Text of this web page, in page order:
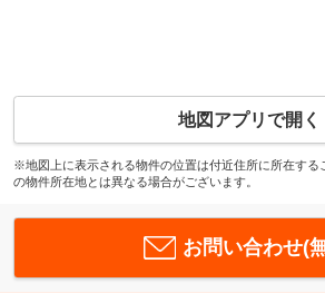
地図アプリで開く
※地図上に表示される物件の位置は付近住所に所在する
の物件所在地とは異なる場合がございます。
お問い合わせ(